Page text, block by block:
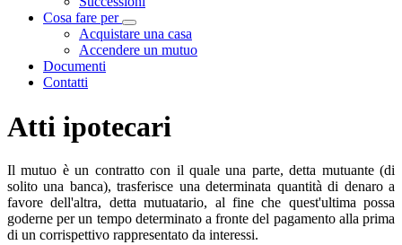
Cosa fare per
Visualizza menù di secondo livello
Acquistare una casa
Accendere un mutuo
Documenti
Contatti
Atti ipotecari
Il mutuo è un contratto con il quale una parte, detta mutuante (di
solito una banca), trasferisce una determinata quantità di denaro a
favore dell'altra, detta mutuatario, al fine che quest'ultima possa
goderne per un tempo determinato a fronte del pagamento alla prima
di un corrispettivo rappresentato da interessi.